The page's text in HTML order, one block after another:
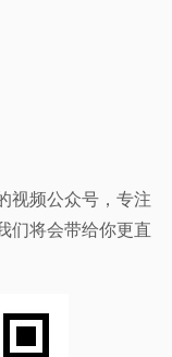
视频公众号，专注
们将会带给你更直